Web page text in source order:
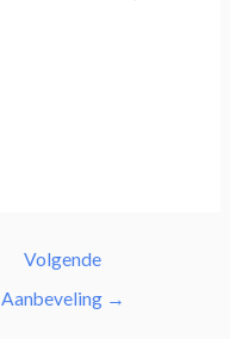
Volgende
Aanbeveling →